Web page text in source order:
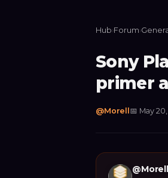
Hub›Forum›
Sony
primer
@Morell 📅 May 20,
@Morell